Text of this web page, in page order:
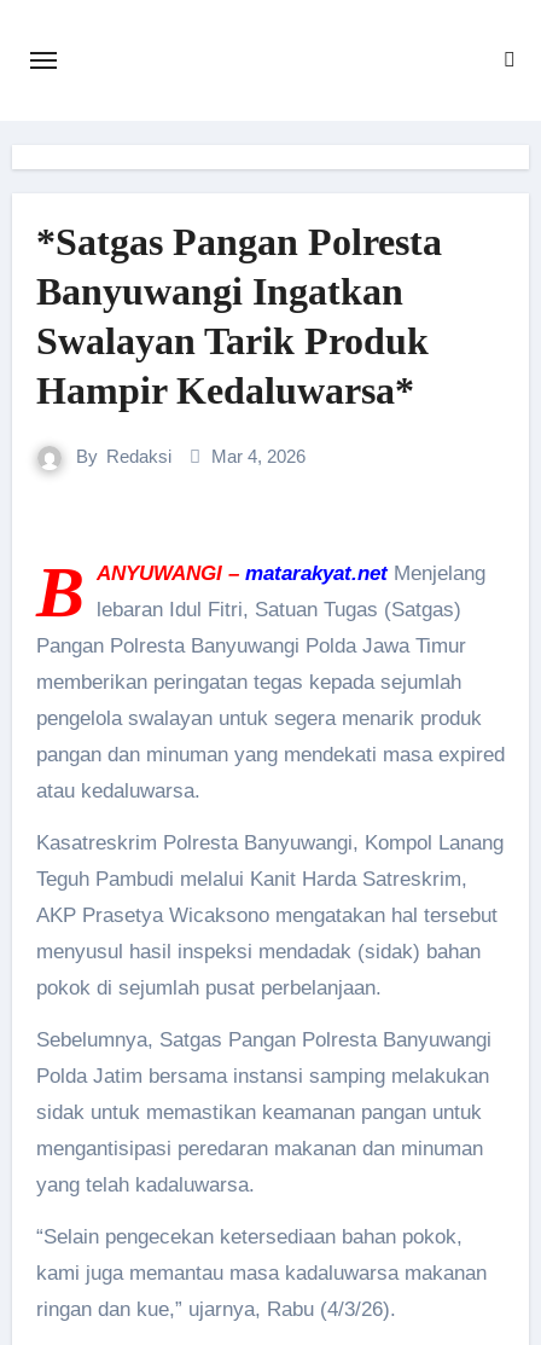
*Satgas Pangan Polresta
Banyuwangi Ingatkan
Swalayan Tarik Produk
Hampir Kedaluwarsa*
By Redaksi Mar 4, 2026
B ANYUWANGI– matarakyat.net Menjelang
lebaran Idul Fitri, Satuan Tugas (Satgas)
Pangan Polresta Banyuwangi Polda Jawa Timur
memberikan peringatan tegas kepada sejumlah
pengelola swalayan untuk segera menarik produk
pangan dan minuman yang mendekati masa expired
atau kedaluwarsa.
Kasatreskrim Polresta Banyuwangi, Kompol Lanang
Teguh Pambudi melalui Kanit Harda Satreskrim,
AKP Prasetya Wicaksono mengatakan hal tersebut
menyusul hasil inspeksi mendadak (sidak) bahan
pokok di sejumlah pusat perbelanjaan.
Sebelumnya, Satgas Pangan Polresta Banyuwangi
Polda Jatim bersama instansi samping melakukan
sidak untuk memastikan keamanan pangan untuk
mengantisipasi peredaran makanan dan minuman
yang telah kadaluwarsa.
“Selain pengecekan ketersediaan bahan pokok,
kami juga memantau masa kadaluwarsa makanan
ringan dan kue,” ujarnya, Rabu (4/3/26).